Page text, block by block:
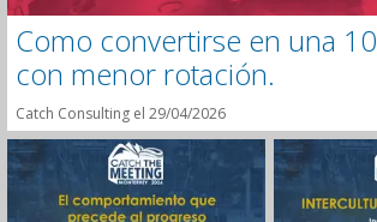
Catch Consulting el 29/04/2026
Como convertirse en una 10 empresas
con menor rotación.